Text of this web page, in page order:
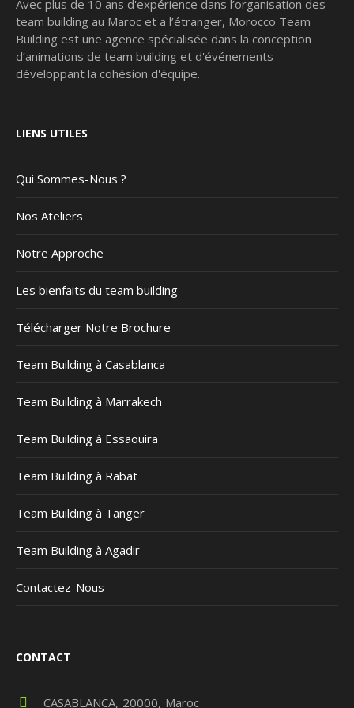
Avec plus de 10 ans d'expérience dans l’organisation des
team building au Maroc et a l’étranger, Morocco Team
Building est une agence spécialisée dans la conception
d’animations de team building et d'événements
développant la cohésion d'équipe.
LIENS UTILES
Qui Sommes-Nous ?
Nos Ateliers
Notre Approche
Les bienfaits du team building
Télécharger Notre Brochure
Team Building à Casablanca
Team Building à Marrakech
Team Building à Essaouira
Team Building à Rabat
Team Building à Tanger
Team Building à Agadir
Contactez-Nous
CONTACT
CASABLANCA 20000 Maroc